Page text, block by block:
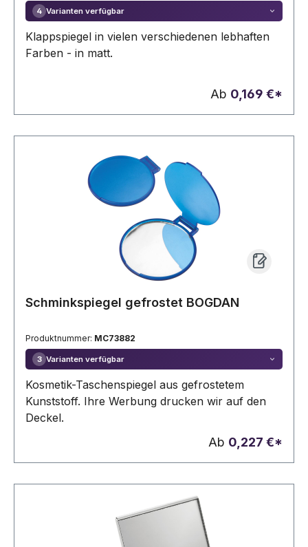
4 Varianten verfügbar
Klappspiegel in vielen verschiedenen lebhaften
Farben - in matt.
Ab 0,169 €*
Schminkspiegel gefrostet BOGDAN
Produktnummer: MC73882
3 Varianten verfügbar
Kosmetik-Taschenspiegel aus gefrostetem
Kunststoff. Ihre Werbung drucken wir auf den
Deckel.
Ab 0,227 €*